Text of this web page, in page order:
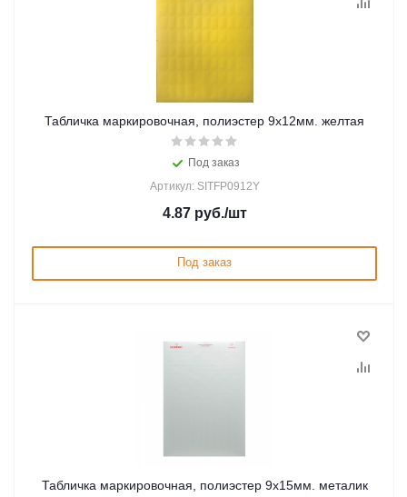
Табличка маркировочная, полиэстер 9х12мм. желтая
Под заказ
Артикул: SITFP0912Y
4.87руб./шт
Под заказ
Табличка маркировочная, полиэстер 9х15мм. металик